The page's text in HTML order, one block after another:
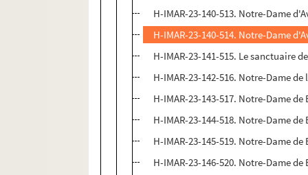
H-IMAR-23-140-513. Notre-Dame
H-IMAR-23-140-514. Notre-Dame
H-IMAR-23-141-515. Le sanctuaire
H-IMAR-23-142-516. Notre-Dame
H-IMAR-23-143-517. Notre-Dame
H-IMAR-23-144-518. Notre-Dame de
H-IMAR-23-145-519. Notre-Dame de
H-IMAR-23-146-520. Notre-Dame